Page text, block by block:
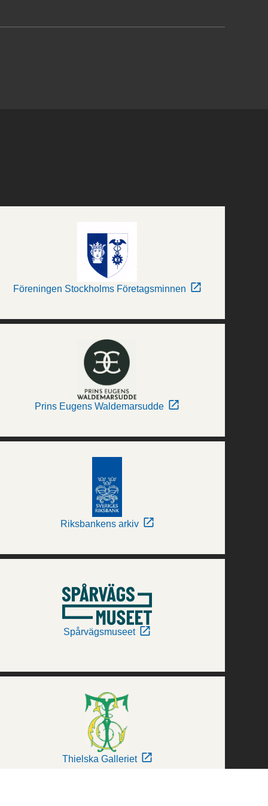
Föreningen Stockholms Företagsminnen
Prins Eugens Waldemarsudde
Riksbankens arkiv
Spårvägsmuseet
Thielska Galleriet